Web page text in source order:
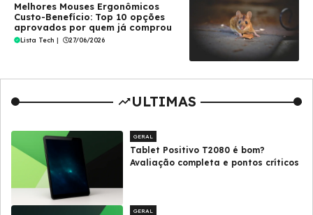
Melhores Mouses Ergonômicos
Custo-Benefício: Top 10 opções
aprovados por quem já comprou
Lista Tech | 27/06/2026
ULTIMAS
GERAL
Tablet Positivo T2080 é bom?
Avaliação completa e pontos críticos
GERAL